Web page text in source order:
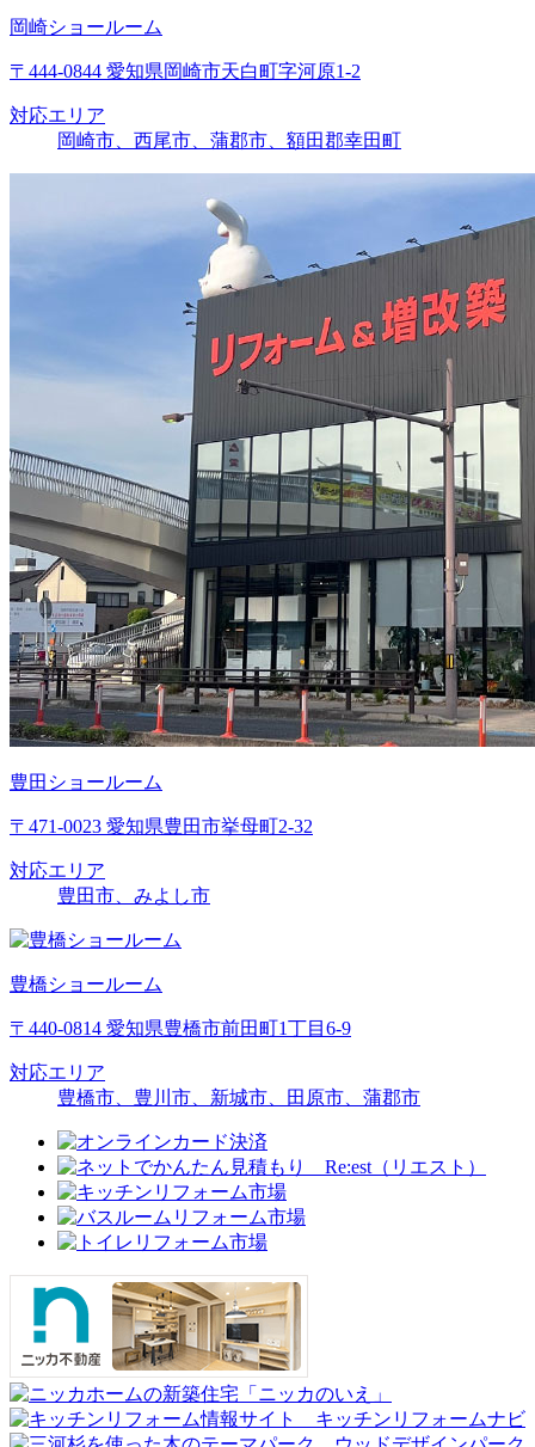
岡崎ショールーム
〒444-0844 愛知県岡崎市天白町字河原1-2
対応エリア
岡崎市、西尾市、蒲郡市、額田郡幸田町
豊田ショールーム
〒471-0023 愛知県豊田市挙母町2-32
対応エリア
豊田市、みよし市
豊橋ショールーム
〒440-0814 愛知県豊橋市前田町1丁目6-9
対応エリア
豊橋市、豊川市、新城市、田原市、蒲郡市